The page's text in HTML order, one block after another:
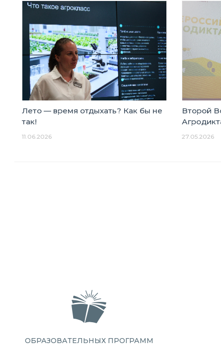
Лето — время отдыхать? Как бы не
так!
11.06.2026
Второй
27.05.2026
ОБРАЗОВАТЕЛЬНЫХ ПРОГРАММ